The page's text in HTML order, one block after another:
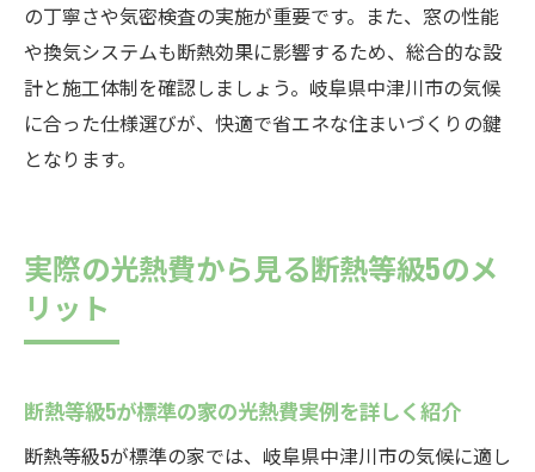
の丁寧さや気密検査の実施が重要です。また、窓の性能
や換気システムも断熱効果に影響するため、総合的な設
計と施工体制を確認しましょう。岐阜県中津川市の気候
に合った仕様選びが、快適で省エネな住まいづくりの鍵
となります。
実際の光熱費から見る断熱等級5のメ
リット
断熱等級5が標準の家の光熱費実例を詳しく紹介
断熱等級5が標準の家では、岐阜県中津川市の気候に適し